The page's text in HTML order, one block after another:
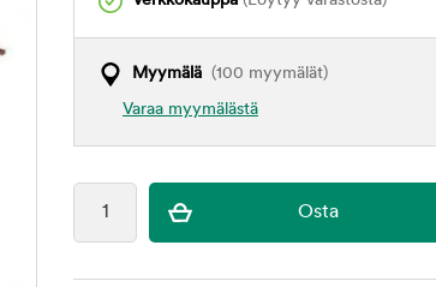
Myymälä (100 myymälät)
Varaa myymälästä